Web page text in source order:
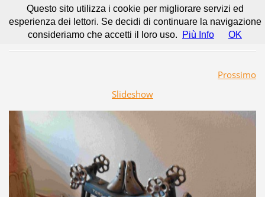
Prossimo
Slideshow
Questo sito utilizza i cookie per migliorare servizi ed
esperienza dei lettori. Se decidi di continuare la navigazione
consideriamo che accetti il loro uso.
Più Info OK